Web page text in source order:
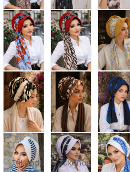
Tükendi Tükendi